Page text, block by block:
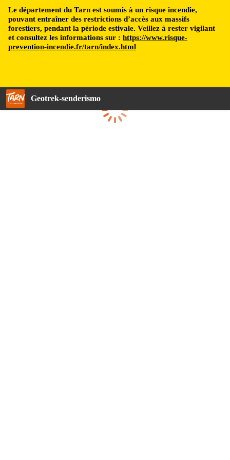
Le département du Tarn est soumis à un risque incendie,
pouvant entraîner des restrictions d’accès aux massifs
forestiers, pendant la période estivale. Veillez à rester vigilant
et consultez les informations sur : https://www.risque-
prevention-incendie.fr/tarn/index.html
Geotrek-senderismo
Cargando